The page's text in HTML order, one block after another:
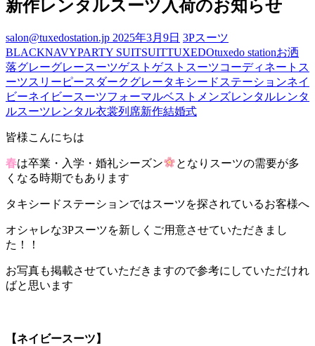
新作レンタルスーツ入荷のお知らせ
salon@tuxedostation.jp 2025年3月9日 3Pスーツ
BLACKNAVYPARTY SUITSUITTUXEDOtuxedo stationお洒
落グレーグレースーツゲスト ゲストスーツコーディネート ス
ーツスリーピース ダークグレータキシードステーションネイ
ビーネイビースーツフォーマルベスト メンズレンタルレンタ
ルスーツレンタル衣裳列席新作結婚式
皆様こんにちは
春は卒業・入学・婚礼シーズン
となりスーツの需要が多
くなる時期でもあります
タキシードステーションではスーツを探されているお客様へ
オシャレな3Pスーツを新しくご用意させていただきまし
た！！
お写真も掲載させていただきますので参考にしていただけれ
ばと思います
【ネイビースーツ】